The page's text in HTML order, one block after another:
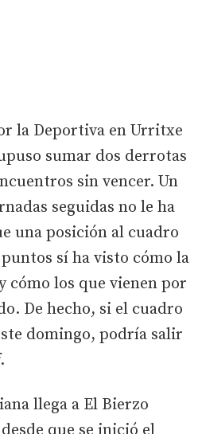
la Deportiva en Urritxe
sumar dos derrotas
sin vencer. Un
seguidas no le ha
una posición al cuadro
sí ha visto cómo la
cómo los que vienen por
De hecho, si el cuadro
domingo, podría salir
llega a El Bierzo